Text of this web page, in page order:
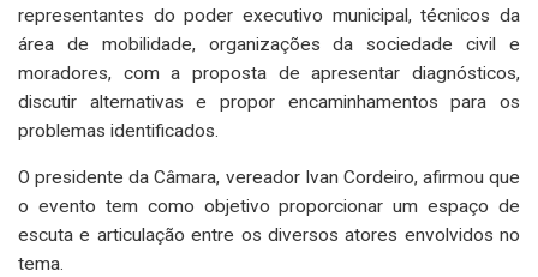
representantes do poder executivo municipal, técnicos da
área de mobilidade, organizações da sociedade civil e
moradores, com a proposta de apresentar diagnósticos,
discutir alternativas e propor encaminhamentos para os
problemas identificados.
O presidente da Câmara, vereador Ivan Cordeiro, afirmou que
o evento tem como objetivo proporcionar um espaço de
escuta e articulação entre os diversos atores envolvidos no
tema.